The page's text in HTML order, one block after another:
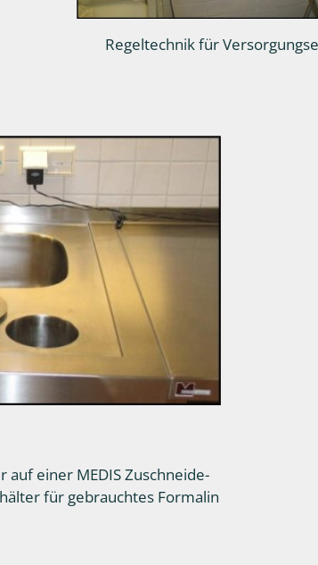
Regeltechnik für
einer MEDIS Zuschneide-
für gebrauchtes Formalin